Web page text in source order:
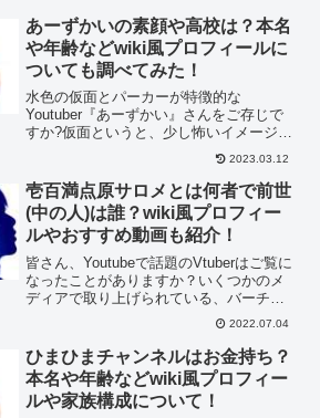
う」などの声が寄せられており、若者を
中心に人気が高まっていま...
あーずかいの素顔や高校は？本名
や年齢などwiki風プロフィールに
ついても調べてみた！
水色の仮面とパーカーが特徴的な
Youtuber『あーずかい』さんをご存じで
すか?仮面というと、少し怖いイメージが
あると思いますが、あーずかいさんの仮
面は、可愛らしい口と目をつけていて、
小さい子が見ても怖くない姿をしていま
す。あーずかいと聞く...
2023.03.12
壱百満点原サロメとは何者で前世
(中の人)は誰？wiki風プロフィー
ルやおすすめ動画も紹介！
皆さん、Youtubeで話題のVtuberはご覧に
なったことがありますか？いくつかのメ
ディアで取り上げられている、バーチャ
ルな姿でリアルな人間と会話をしている
ようなVtuber。今回は、一般女性で2ヶ月
ほど前にデビューしたばかりの大人気
Vt...
2022.07.04
ひまひまチャンネルはお金持ち？
本名や年齢などwiki風プロフィー
ルや家族構成について！